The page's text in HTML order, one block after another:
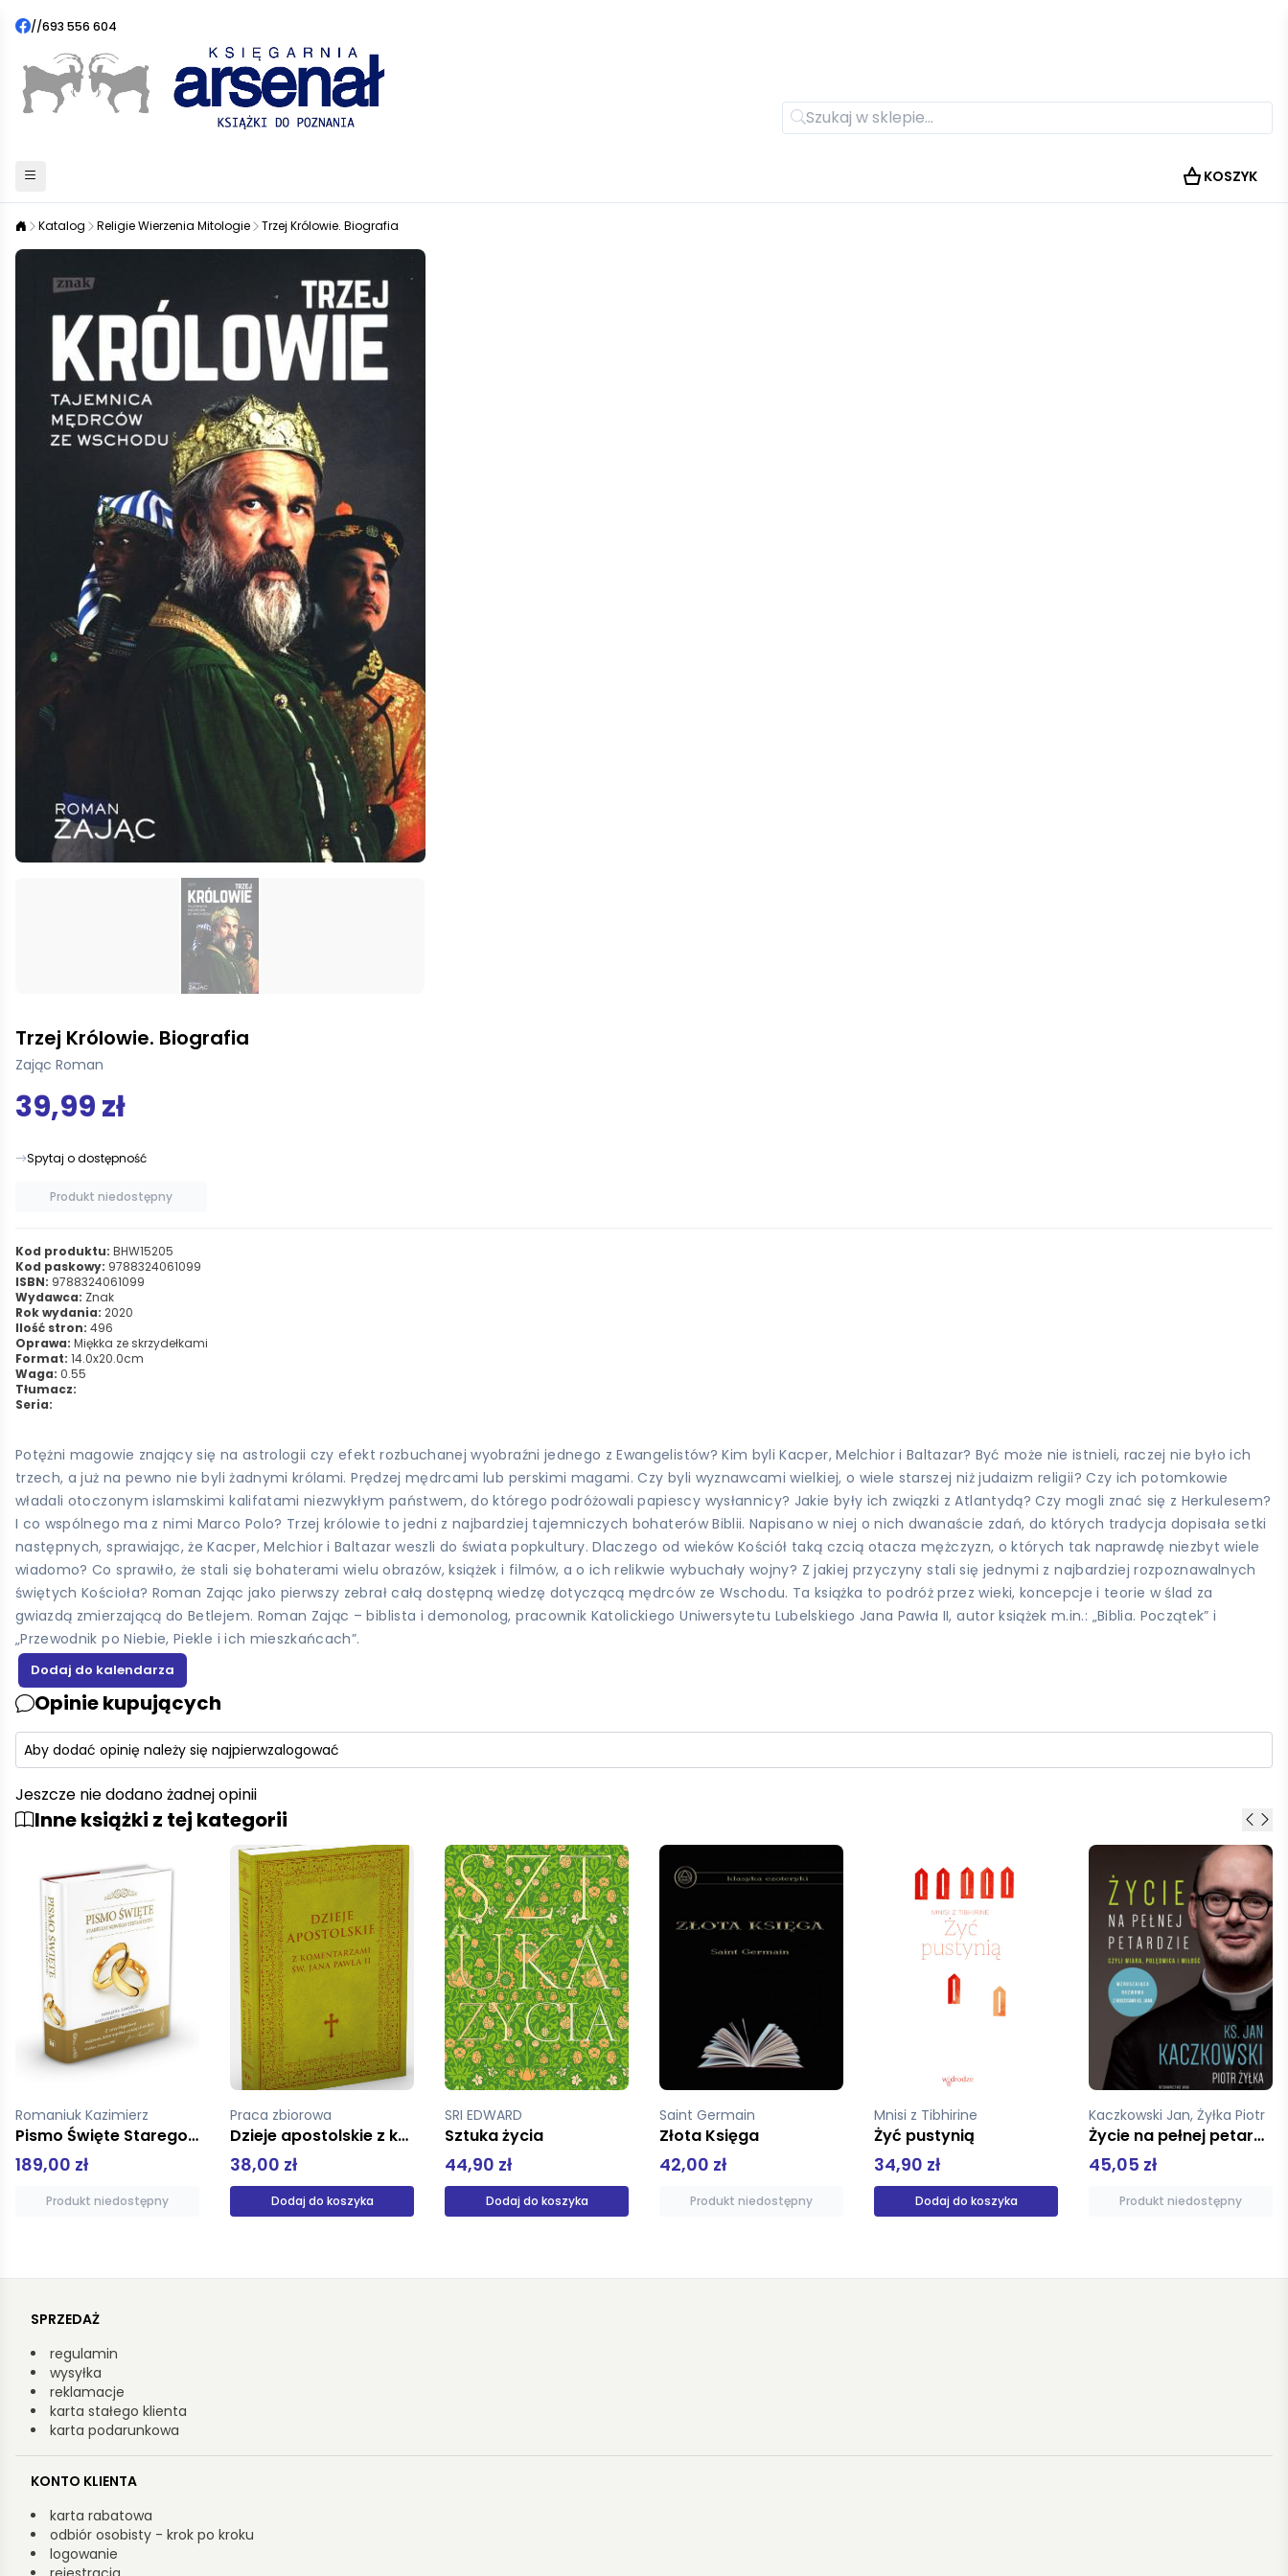
//693 556 604
KOSZYK
Katalog Religie Wierzenia Mitologie Trzej Królowie. Biografia
Trzej Królowie. Biografia
Zając Roman
39,99 zł
Spytaj o dostępność
Produkt niedostępny
Kod produktu: BHW15205
Kod paskowy: 9788324061099
ISBN: 9788324061099
Wydawca: Znak
Rok wydania: 2020
Ilość stron: 496
Oprawa: Miękka ze skrzydełkami
Format: 14.0x20.0cm
Waga: 0.55
Tłumacz:
Seria:
Potężni magowie znający się na astrologii czy efekt rozbuchanej wyobraźni jednego z Ewangelistów? Kim byli Kacper, Melchior i Baltazar? Być może nie istnieli, raczej nie było ich
trzech, a już na pewno nie byli żadnymi królami. Prędzej mędrcami lub perskimi magami. Czy byli wyznawcami wielkiej, o wiele starszej niż judaizm religii? Czy ich potomkowie
władali otoczonym islamskimi kalifatami niezwykłym państwem, do którego podróżowali papiescy wysłannicy? Jakie były ich związki z Atlantydą? Czy mogli znać się z Herkulesem?
I co wspólnego ma z nimi Marco Polo? Trzej królowie to jedni z najbardziej tajemniczych bohaterów Biblii. Napisano w niej o nich dwanaście zdań, do których tradycja dopisała setki
następnych, sprawiając, że Kacper, Melchior i Baltazar weszli do świata popkultury. Dlaczego od wieków Kościół taką czcią otacza mężczyzn, o których tak naprawdę niezbyt wiele
wiadomo? Co sprawiło, że stali się bohaterami wielu obrazów, książek i filmów, a o ich relikwie wybuchały wojny? Z jakiej przyczyny stali się jednymi z najbardziej rozpoznawalnych
świętych Kościoła? Roman Zając jako pierwszy zebrał całą dostępną wiedzę dotyczącą mędrców ze Wschodu. Ta książka to podróż przez wieki, koncepcje i teorie w ślad za
gwiazdą zmierzającą do Betlejem. Roman Zając – biblista i demonolog, pracownik Katolickiego Uniwersytetu Lubelskiego Jana Pawła II, autor książek m.in.: „Biblia. Początek” i
„Przewodnik po Niebie, Piekle i ich mieszkańcach”.
Opinie kupujących
Aby dodać opinię należy się najpierwzalogować
Jeszcze nie dodano żadnej opinii
Inne książki z tej kategorii
Romaniuk Kazimierz
Pismo Święte Starego i Nowego Testamentu
189,00 zł
Produkt niedostępny
Praca zbiorowa
Dzieje apostolskie z komentarzami Jana Pawła II
38,00 zł
Dodaj do koszyka
SRI EDWARD
Sztuka życia
44,90 zł
Dodaj do koszyka
Saint Germain
Złota Księga
42,00 zł
Produkt niedostępny
Mnisi z Tibhirine
Żyć pustynią
34,90 zł
Dodaj do koszyka
Kaczkowski Jan, Żyłka Piotr
Życie na pełnej petardzie
45,05 zł
Produkt niedostępny
SPRZEDAŻ
regulamin
wysyłka
reklamacje
karta stałego klienta
karta podarunkowa
KONTO KLIENTA
karta rabatowa
odbiór osobisty - krok po kroku
logowanie